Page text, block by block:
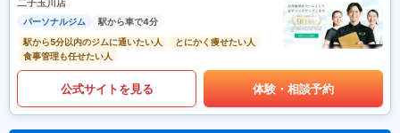
二子玉川店
パーソナルジム
駅から車で4分
駅から5分以内のジムに通いたい人
とにかく痩せたい人
食事管理も任せたい人
公式サイトを見る 体験・相談予約